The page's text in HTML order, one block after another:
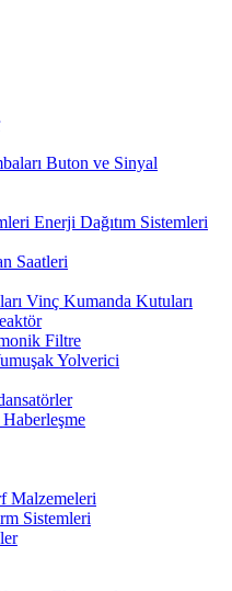
Buton ve Sinyal
Enerji Dağıtım Sistemleri
Saatleri
Vinç Kumanda Kutuları
Filtre
Yolverici
Haberleşme
Malzemeleri
Sistemleri